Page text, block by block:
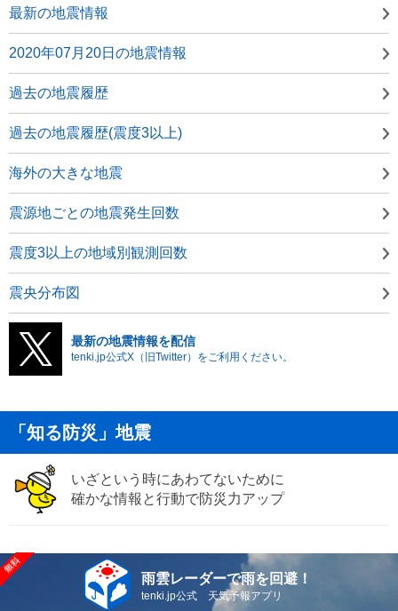
最新の地震情報
2020年07月20日の地震情報
過去の地震履歴
過去の地震履歴(震度3以上)
海外の大きな地震
震源地ごとの地震発生回数
震度3以上の地域別観測回数
震央分布図
最新の地震情報を配信
tenki.jp公式X（旧Twitter）をご利用ください。
「知る防災」地震
いざという時にあわてないために
確かな情報と行動で防災力アップ
雨雲レーダーで雨を回避！
tenki.jp公式 天気予報アプリ